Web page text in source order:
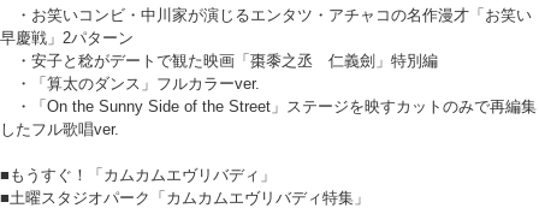
・お笑いコンビ・中川家が演じるエンタツ・アチャコの名作漫才「お笑い
早慶戦」2パターン
・安子と稔がデートで観た映画「棗黍之丞 仁義劍」特別編
・「算太のダンス」フルカラーver.
・「On the Sunny Side of the Street」ステージを映すカットのみで再編集
したフル歌唱ver.
■もうすぐ！「カムカムエヴリバディ」
■土曜スタジオパーク「カムカムエヴリバディ特集」